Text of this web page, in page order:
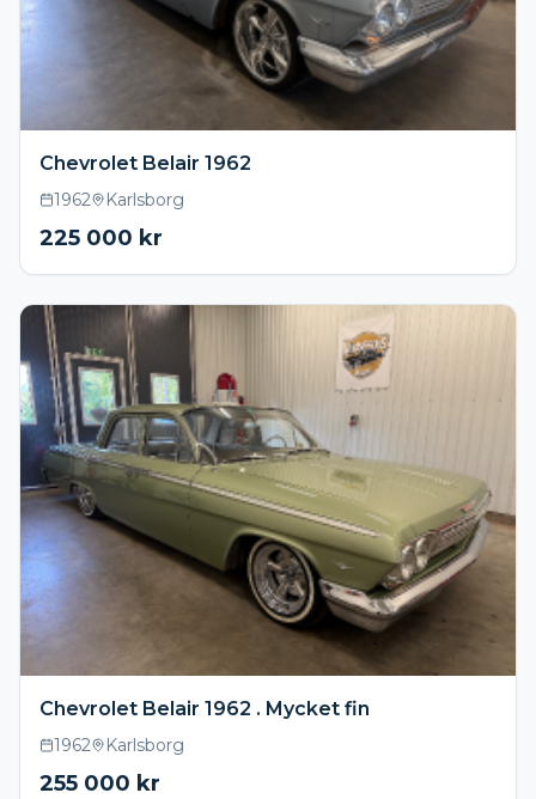
Chevrolet Belair 1962
1962 Karlsborg
225 000 kr
Chevrolet Belair 1962 . Mycket fin
1962 Karlsborg
255 000 kr